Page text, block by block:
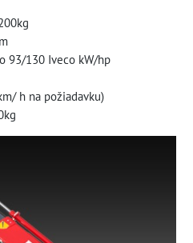
93/130 Iveco kW/hp
h na požiadavku)